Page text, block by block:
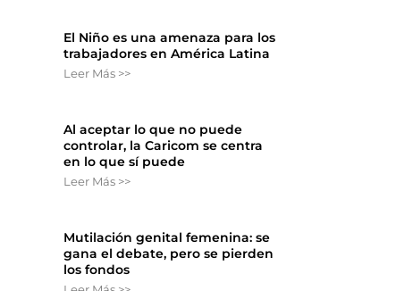
El Niño es una amenaza para los
trabajadores en América Latina
Leer Más >>
Al aceptar lo que no puede
controlar, la Caricom se centra
en lo que sí puede
Leer Más >>
Mutilación genital femenina: se
gana el debate, pero se pierden
los fondos